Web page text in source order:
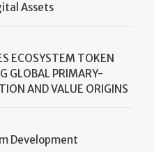
Assets
ECOSYSTEM TOKEN
GLOBAL PRIMARY-
AND VALUE ORIGINS
Development